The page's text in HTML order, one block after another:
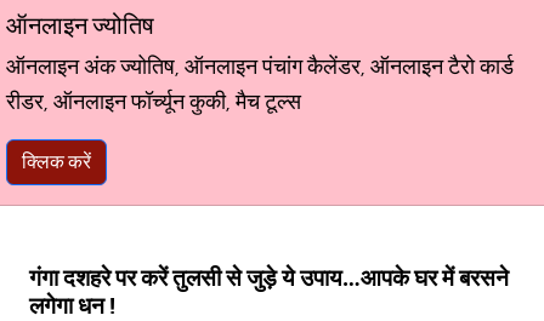
ऑनलाइन ज्योतिष
ऑनलाइन अंक ज्योतिष, ऑनलाइन पंचांग कैलेंडर, ऑनलाइन टैरो कार्ड
रीडर, ऑनलाइन फॉर्च्यून कुकी, मैच टूल्स
क्लिक करें
गंगा दशहरे पर करें तुलसी से जुड़े ये उपाय…आपके घर में बरसने
लगेगा धन !